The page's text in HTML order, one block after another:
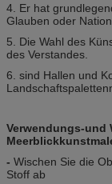
4. Er hat
Glauben oder
5. Die Wahl des
des Verstandes.
6. sind Hallen und
Verwendungs-und
- Wischen Sie die
Stoff ab